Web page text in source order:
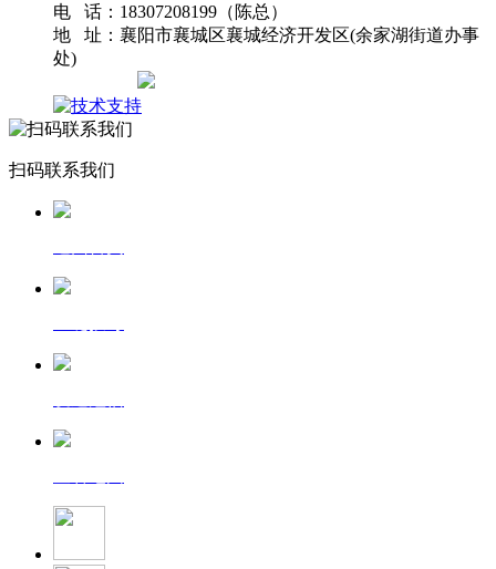
电 话：18307208199（陈总）
地 址：襄阳市襄城区襄城经济开发区(余家湖街道办事
处)
扫码联系我们